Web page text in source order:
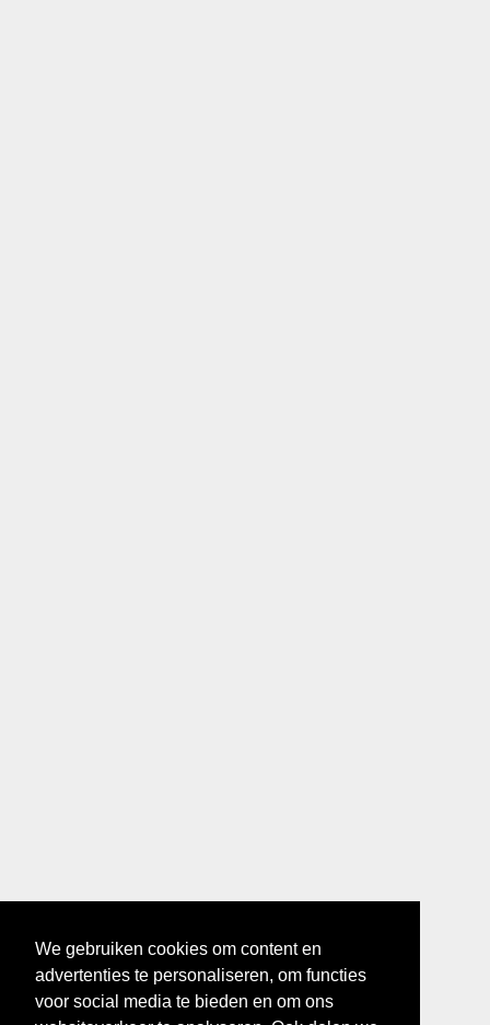
We gebruiken cookies om content en
advertenties te personaliseren, om functies
voor social media te bieden en om ons